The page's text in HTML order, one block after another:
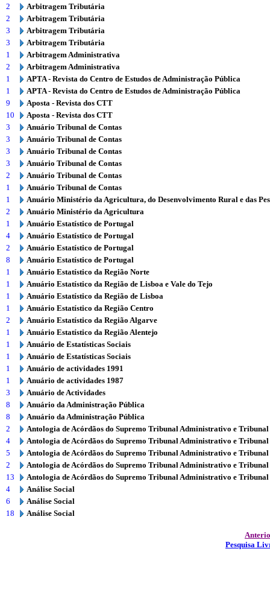
2
Arbitragem Tributária
2
Arbitragem Tributária
3
Arbitragem Tributária
3
Arbitragem Tributária
1
Arbitragem Administrativa
2
Arbitragem Administrativa
1
APTA - Revista do Centro de Estudos de Administração Pública
1
APTA - Revista do Centro de Estudos de Administração Pública
9
Aposta - Revista dos CTT
10
Aposta - Revista dos CTT
3
Anuário Tribunal de Contas
3
Anuário Tribunal de Contas
3
Anuário Tribunal de Contas
3
Anuário Tribunal de Contas
2
Anuário Tribunal de Contas
1
Anuário Tribunal de Contas
1
Anuário Ministério da Agricultura, do Desenvolvimento Rural e das
2
Anuário Ministério da Agricultura
1
Anuário Estatístico de Portugal
4
Anuário Estatístico de Portugal
2
Anuário Estatístico de Portugal
8
Anuário Estatístico de Portugal
1
Anuário Estatístico da Região Norte
1
Anuário Estatístico da Região de Lisboa e Vale do Tejo
1
Anuário Estatístico da Região de Lisboa
1
Anuário Estatístico da Região Centro
2
Anuário Estatístico da Região Algarve
1
Anuário Estatístico da Região Alentejo
1
Anuário de Estatísticas Sociais
1
Anuário de Estatísticas Sociais
1
Anuário de actividades 1991
1
Anuário de actividades 1987
3
Anuário de Actividades
8
Anuário da Administração Pública
8
Anuário da Administração Pública
2
Antologia de Acórdãos do Supremo Tribunal Administrativo e
4
Antologia de Acórdãos do Supremo Tribunal Administrativo e
5
Antologia de Acórdãos do Supremo Tribunal Administrativo e
2
Antologia de Acórdãos do Supremo Tribunal Administrativo e
13
Antologia de Acórdãos do Supremo Tribunal Administrativo e
4
Análise Social
6
Análise Social
18
Análise Social
Pesquisa